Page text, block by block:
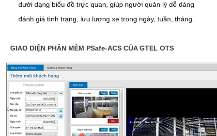
dưới dạng biểu đồ trực quan, giúp người quản lý dễ dàng
đánh giá tình trạng, lưu lượng xe trong ngày, tuần, tháng.
GIAO DIỆN PHẦN MỀM PSafe-ACS CỦA GTEL OTS